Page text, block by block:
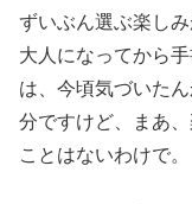
ずいぶん選ぶ楽しみ
大人になってから
は、今頃気づいた
分ですけど、まあ
ことはないわけで。